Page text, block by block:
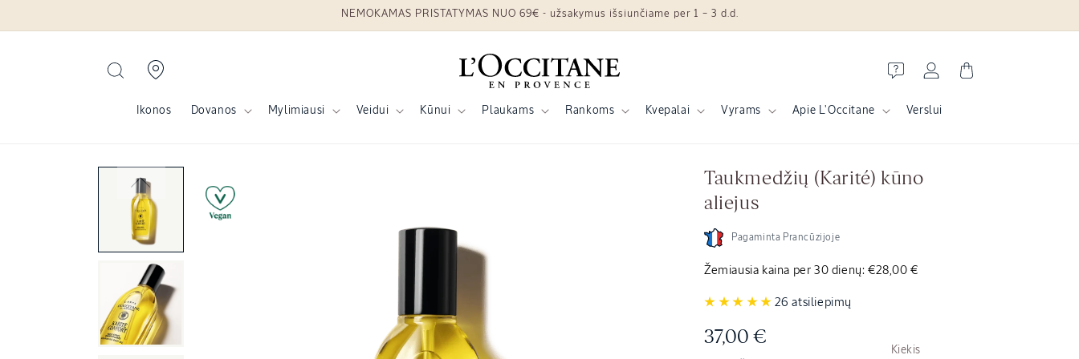
NEMOKAMAS PRISTATYMAS NUO 69€ - užsakymus išsiunčiame per 1 – 3 d.d.
Ikonos Dovanos Mylimiausi Veidui Kūnui Plaukams Rankoms Kvepalai Vyrams Apie L'Occitane Verslui
PrisijungtiKrepšelis
Taukmedžių (Karité) kūno
aliejus
Pagaminta Prancūzijoje
Žemiausia kaina per 30 dienų: €28,00 €
26 atsiliepimų
Įprasta
37,00 €
Kiekis